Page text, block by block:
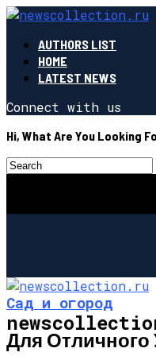
AUTHORS LIST
HOME
LATEST NEWS
Connect with us
Hi, What Are You Looking
Сад и огород
Для Отличного